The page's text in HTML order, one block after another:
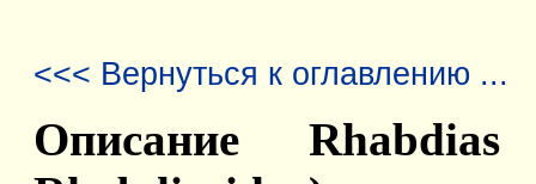
<<< Вернуться к оглавлению ...
Описание Rhabdias